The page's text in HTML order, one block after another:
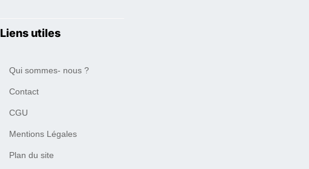
Liens utiles
Qui sommes- nous ?
Contact
CGU
Mentions Légales
Plan du site